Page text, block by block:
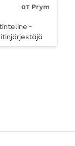
от Prym
-